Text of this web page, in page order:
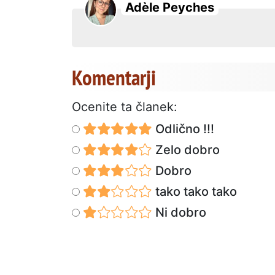
Adèle Peyches
Komentarji
Ocenite ta članek:
Odlično !!!
Zelo dobro
Dobro
tako tako tako
Ni dobro